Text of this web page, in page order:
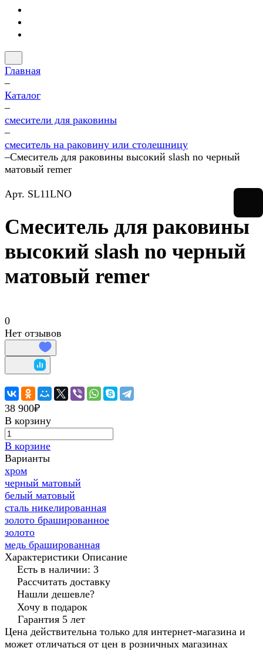
Главная
–
Каталог
–
смесители для раковины
–
смеситель на раковину или столешницу
–Смеситель для раковины высокий slash no черный
матовый remer
Арт. SL11LNO
Смеситель для раковины
высокий slash no черный
матовый remer
0
Нет отзывов
38 900₽
В корзину
В корзине
Варианты
хром
черный матовый
белый матовый
сталь никелированная
золото брашированное
золото
медь брашированная
Характеристики Описание
Есть в наличии: 3
Рассчитать доставку
Нашли дешевле?
Хочу в подарок
Гарантия 5 лет
Цена действительна только для интернет-магазина и
может отличаться от цен в розничных магазинах